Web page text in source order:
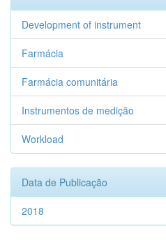
Development of instrument
Farmácia
Farmácia comunitária
Instrumentos de medição
Workload
Data de Publicação
2018